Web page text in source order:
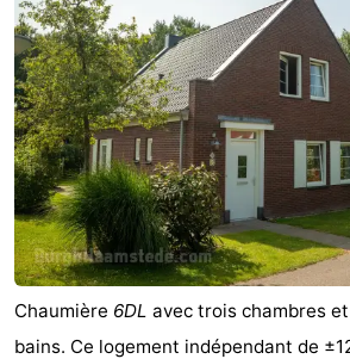
Chaumière 6DL avec trois chambres
bains. Ce logement indépendant de